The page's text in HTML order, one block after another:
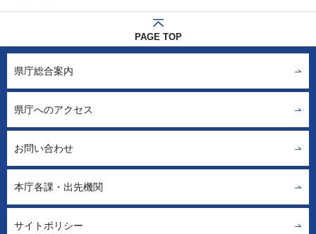
PAGE TOP
県庁総合案内
県庁へのアクセス
お問い合わせ
本庁各課・出先機関
サイトポリシー